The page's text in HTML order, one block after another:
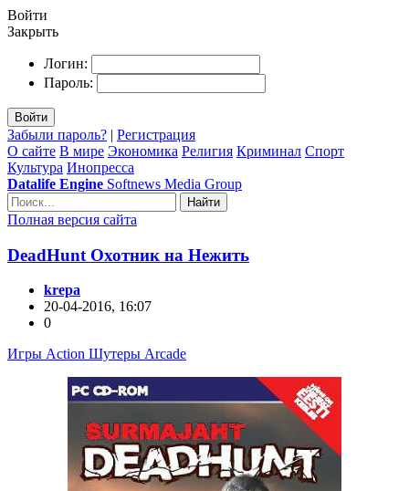
Войти
Закрыть
Логин:
Пароль:
Войти
Забыли пароль? | Регистрация
О сайте В мире Экономика Религия Криминал Спорт
Культура Инопресса
Datalife Engine Softnews Media Group
Найти
Полная версия сайта
DeadHunt Охотник на Нежить
krepa
20-04-2016, 16:07
0
Игры Action Шутеры Arcade